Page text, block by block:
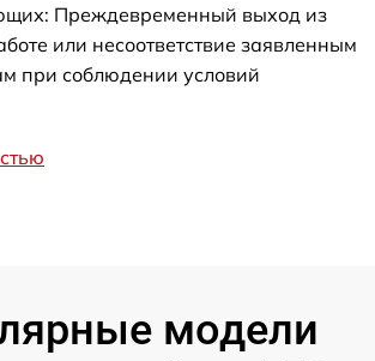
Преждевременный выход из
или несоответствие заявленным
при соблюдении условий
модели